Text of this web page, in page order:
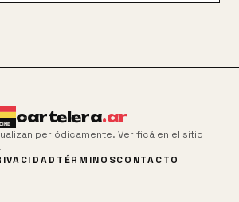
cartelera.ar
periódicamente. Verificá en el sitio
TÉRMINOSCONTACTO